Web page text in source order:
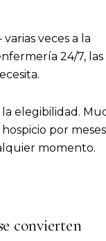
veces a la
24/7, las
elegibilidad.
por
momento.
convierten